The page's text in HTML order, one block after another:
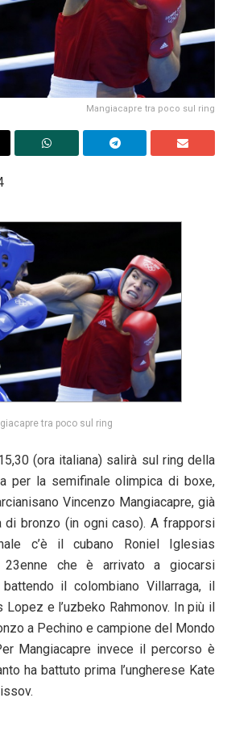
Mangiacapre tra poco sul ring
tra poco sul ring
(ora italiana) salirà sul ring della
per la semifinale olimpica di boxe,
Vincenzo Mangiacapre, già
di bronzo (in ogni caso). A frapporsi
c’è il cubano Roniel Iglesias
23enne che è arrivato a giocarsi
il colombiano Villarraga, il
e l’uzbeko Rahmonov. In più il
a Pechino e campione del Mondo
Mangiacapre invece il percorso è
ha battuto prima l’ungherese Kate